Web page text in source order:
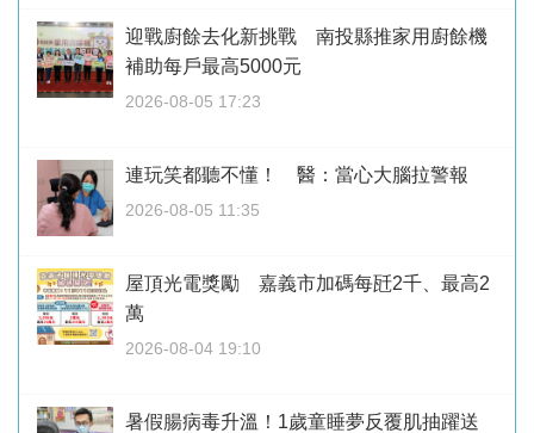
迎戰廚餘去化新挑戰 南投縣推家用廚餘機
補助每戶最高5000元
2026-08-05 17:23
連玩笑都聽不懂！ 醫：當心大腦拉警報
2026-08-05 11:35
屋頂光電獎勵 嘉義市加碼每瓩2千、最高2
萬
2026-08-04 19:10
暑假腸病毒升溫！1歲童睡夢反覆肌抽躍送